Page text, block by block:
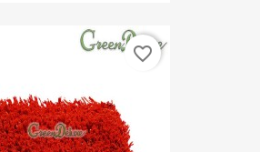
favorite_border